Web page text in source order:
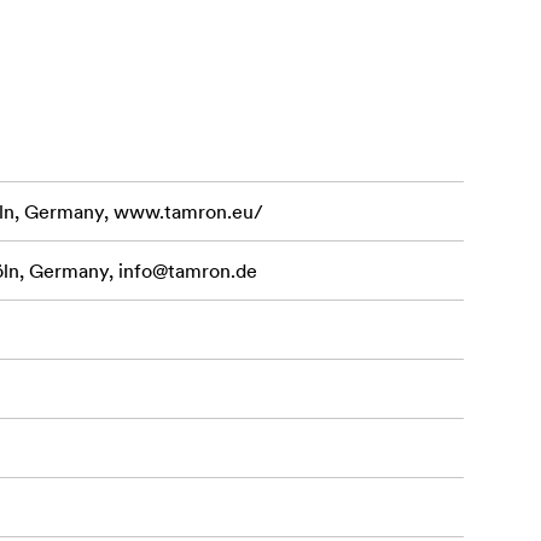
Germany, www.tamron.eu/
Germany, info@tamron.de